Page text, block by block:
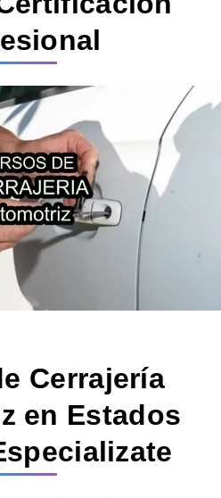
Cerrajería
en Estados